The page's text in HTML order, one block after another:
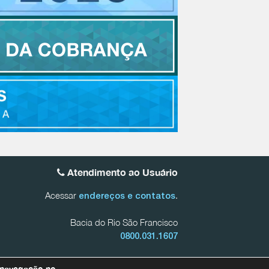
Atendimento ao Usuário
Acessar endereços e contatos.
Bacia do Rio São Francisco
0800.031.1607